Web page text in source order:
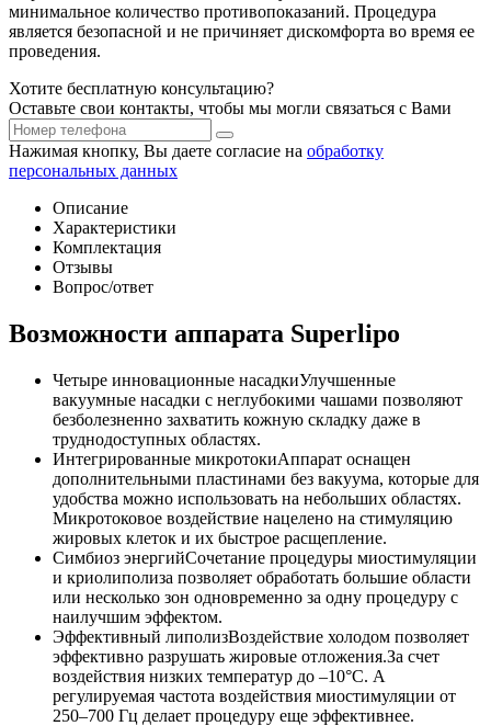
минимальное количество противопоказаний. Процедура
является безопасной и не причиняет дискомфорта во время ее
проведения.
Хотите бесплатную консультацию?
Оставьте свои контакты, чтобы мы могли связаться с Вами
Нажимая кнопку, Вы даете согласие на обработку
персональных данных
Описание
Характеристики
Комплектация
Отзывы
Вопрос/ответ
Возможности аппарата Superlipo
Четыре инновационные насадкиУлучшенные
вакуумные насадки с неглубокими чашами позволяют
безболезненно захватить кожную складку даже в
труднодоступных областях.
Интегрированные микротокиАппарат оснащен
дополнительными пластинами без вакуума, которые для
удобства можно использовать на небольших областях.
Микротоковое воздействие нацелено на стимуляцию
жировых клеток и их быстрое расщепление.
Симбиоз энергийСочетание процедуры миостимуляции
и криолиполиза позволяет обработать большие области
или несколько зон одновременно за одну процедуру с
наилучшим эффектом.
Эффективный липолизВоздействие холодом позволяет
эффективно разрушать жировые отложения.За счет
воздействия низких температур до –10°С. А
регулируемая частота воздействия миостимуляции от
250–700 Гц делает процедуру еще эффективнее.